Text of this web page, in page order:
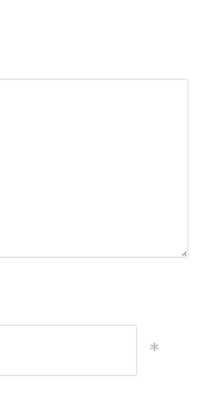
*